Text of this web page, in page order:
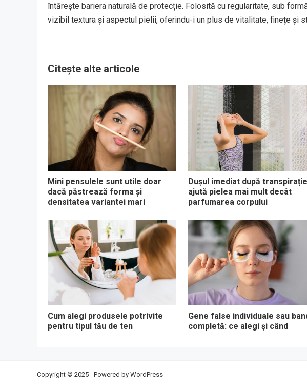
întărește bariera naturală de protecție. Folosită cu regularitate, sub
vizibil textura și aspectul pielii, oferindu-i un plus de vitalitate, finețe și
Citește alte articole
Mini pensulele sunt utile doar
dacă păstrează forma și
densitatea variantei mari
Dușul imediat după transpirație
ajută pielea mai mult decât
parfumarea corpului
Cum alegi produsele potrivite
pentru tipul tău de ten
Gene false individuale sau
completă: ce alegi și când
Copyright © 2025 - Powered by WordPress